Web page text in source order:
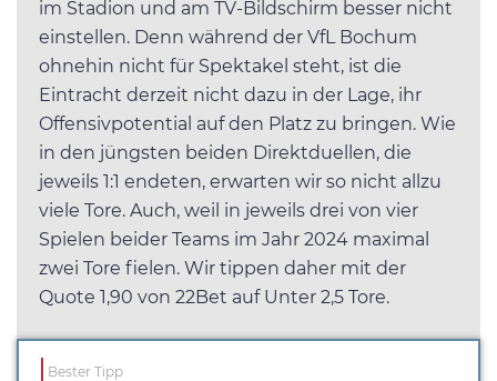
im Stadion und am TV-Bildschirm besser nicht
einstellen. Denn während der VfL Bochum
ohnehin nicht für Spektakel steht, ist die
Eintracht derzeit nicht dazu in der Lage, ihr
Offensivpotential auf den Platz zu bringen. Wie
in den jüngsten beiden Direktduellen, die
jeweils 1:1 endeten, erwarten wir so nicht allzu
viele Tore. Auch, weil in jeweils drei von vier
Spielen beider Teams im Jahr 2024 maximal
zwei Tore fielen. Wir tippen daher mit der
Quote 1,90 von 22Bet auf Unter 2,5 Tore.
Bester Tipp